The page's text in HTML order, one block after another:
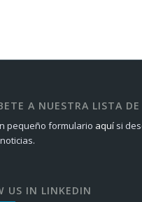
A NUESTRA LISTA DE
pequeño formulario aquísi
US IN LINKEDIN